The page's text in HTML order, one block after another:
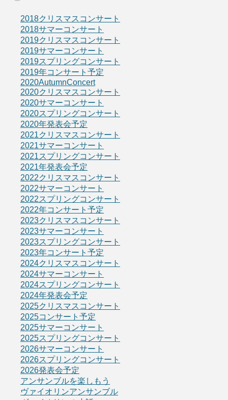
2018クリスマスコンサート
2018サマーコンサート
2019クリスマスコンサート
2019サマーコンサート
2019スプリングコンサート
2019年コンサート予定
2020AutumnConcert
2020クリスマスコンサート
2020サマーコンサート
2020スプリングコンサート
2020年発表会予定
2021クリスマスコンサート
2021サマーコンサート
2021スプリングコンサート
2021年発表会予定
2022クリスマスコンサート
2022サマーコンサート
2022スプリングコンサート
2022年コンサート予定
2023クリスマスコンサート
2023サマーコンサート
2023スプリングコンサート
2023年コンサート予定
2024クリスマスコンサート
2024サマーコンサート
2024スプリングコンサート
2024年発表会予定
2025クリスマスコンサート
2025コンサート予定
2025サマーコンサート
2025スプリングコンサート
2026サマーコンサート
2026スプリングコンサート
2026発表会予定
アンサンブルを楽しもう
ヴァイオリンアンサンブル